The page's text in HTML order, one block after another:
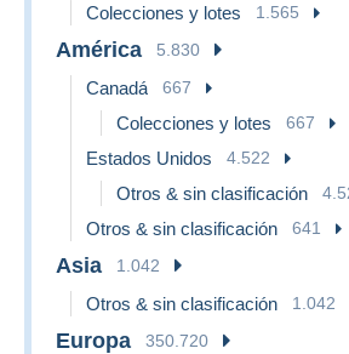
Colecciones y lotes 1.565
América 5.830
Canadá 667
Colecciones y lotes 667
Estados Unidos 4.522
Otros & sin clasificación
Otros & sin clasificación 641
Asia 1.042
Otros & sin clasificación 1.042
Europa 350.720